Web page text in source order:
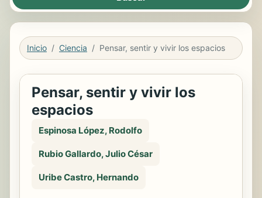
Inicio Ciencia Pensar, sentir y vivir los espacios
Pensar, sentir y vivir los
espacios
Espinosa López, Rodolfo
Rubio Gallardo, Julio César
Uribe Castro, Hernando